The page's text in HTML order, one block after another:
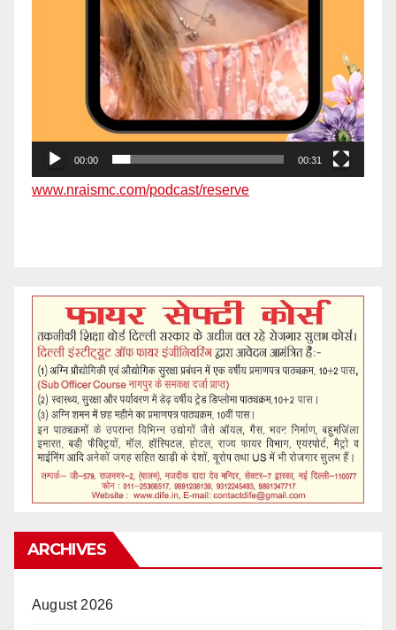
00:00 00:31
www.nraismc.com/podcast/reserve
ARCHIVES
August 2026